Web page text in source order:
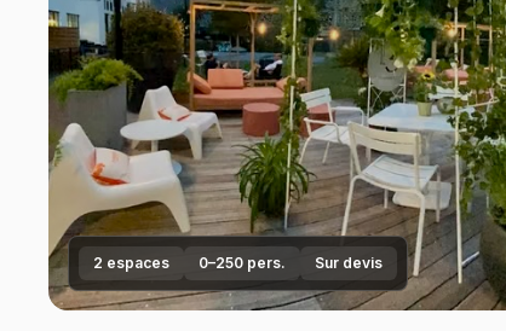
2 espaces 0–250 pers. Sur devis